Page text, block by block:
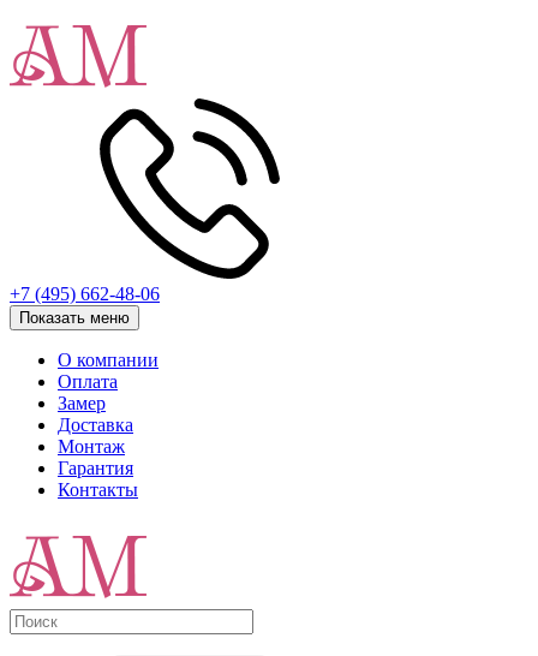
+7 (495) 662-48-06
Показать меню
О компании
Оплата
Замер
Доставка
Монтаж
Гарантия
Контакты